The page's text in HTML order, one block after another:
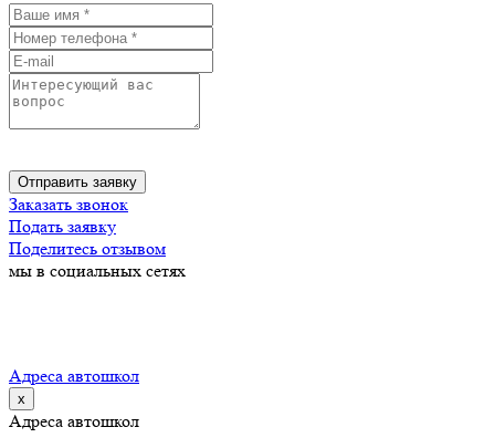
Отправляя заявку, вы соглашаетесь с условиями пользовательского
Отправить заявку
Заказать звонок
Подать заявку
Поделитесь отзывом
мы в социальных сетях
Адреса автошкол
х
Адреса автошкол